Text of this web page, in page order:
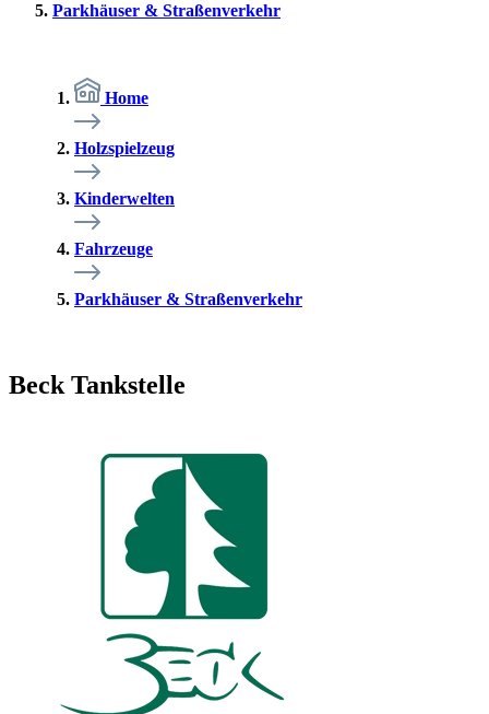
Parkhäuser & Straßenverkehr
Home
Holzspielzeug
Kinderwelten
Fahrzeuge
Parkhäuser & Straßenverkehr
Beck Tankstelle